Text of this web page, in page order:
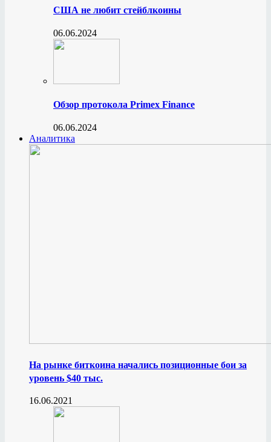
США не любит стейблкоины
06.06.2024
Обзор протокола Primex Finance
06.06.2024
Аналитика
На рынке биткоина начались позиционные бои за
уровень $40 тыс.
16.06.2021